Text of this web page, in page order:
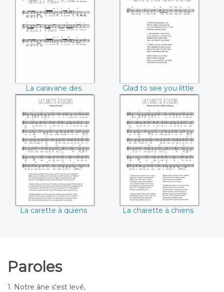
La caravane des
chameaux
La caravane des
chameaux
Glad to see you
little bird
Glad to see you little
bird
La carette à quiens
La carette à quiens
La charette à
chiens
La charette à chiens
Paroles
1. Notre âne s'est levé,